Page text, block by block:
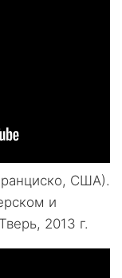
США).
и
2013 г.